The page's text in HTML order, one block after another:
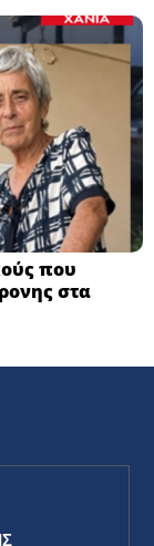
που
στα